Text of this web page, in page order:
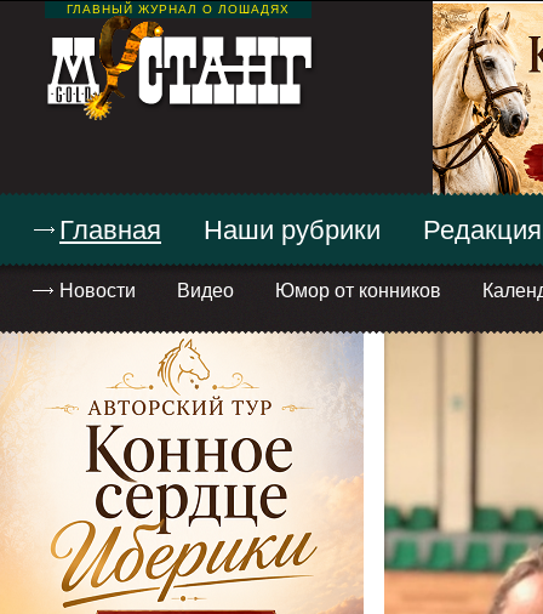
ГЛАВНЫЙ ЖУРНАЛ О ЛОШАДЯХ
Главная
Новости Видео Юмор от конников
Наши рубрики Редакция